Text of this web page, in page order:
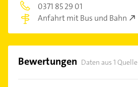
0371 85 29 01
Anfahrt mit Bus und Bahn
Bewertungen Daten aus 1 Quelle